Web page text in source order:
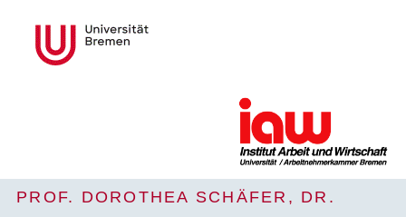
PROF. DOROTHEA SCHÄFER, DR.